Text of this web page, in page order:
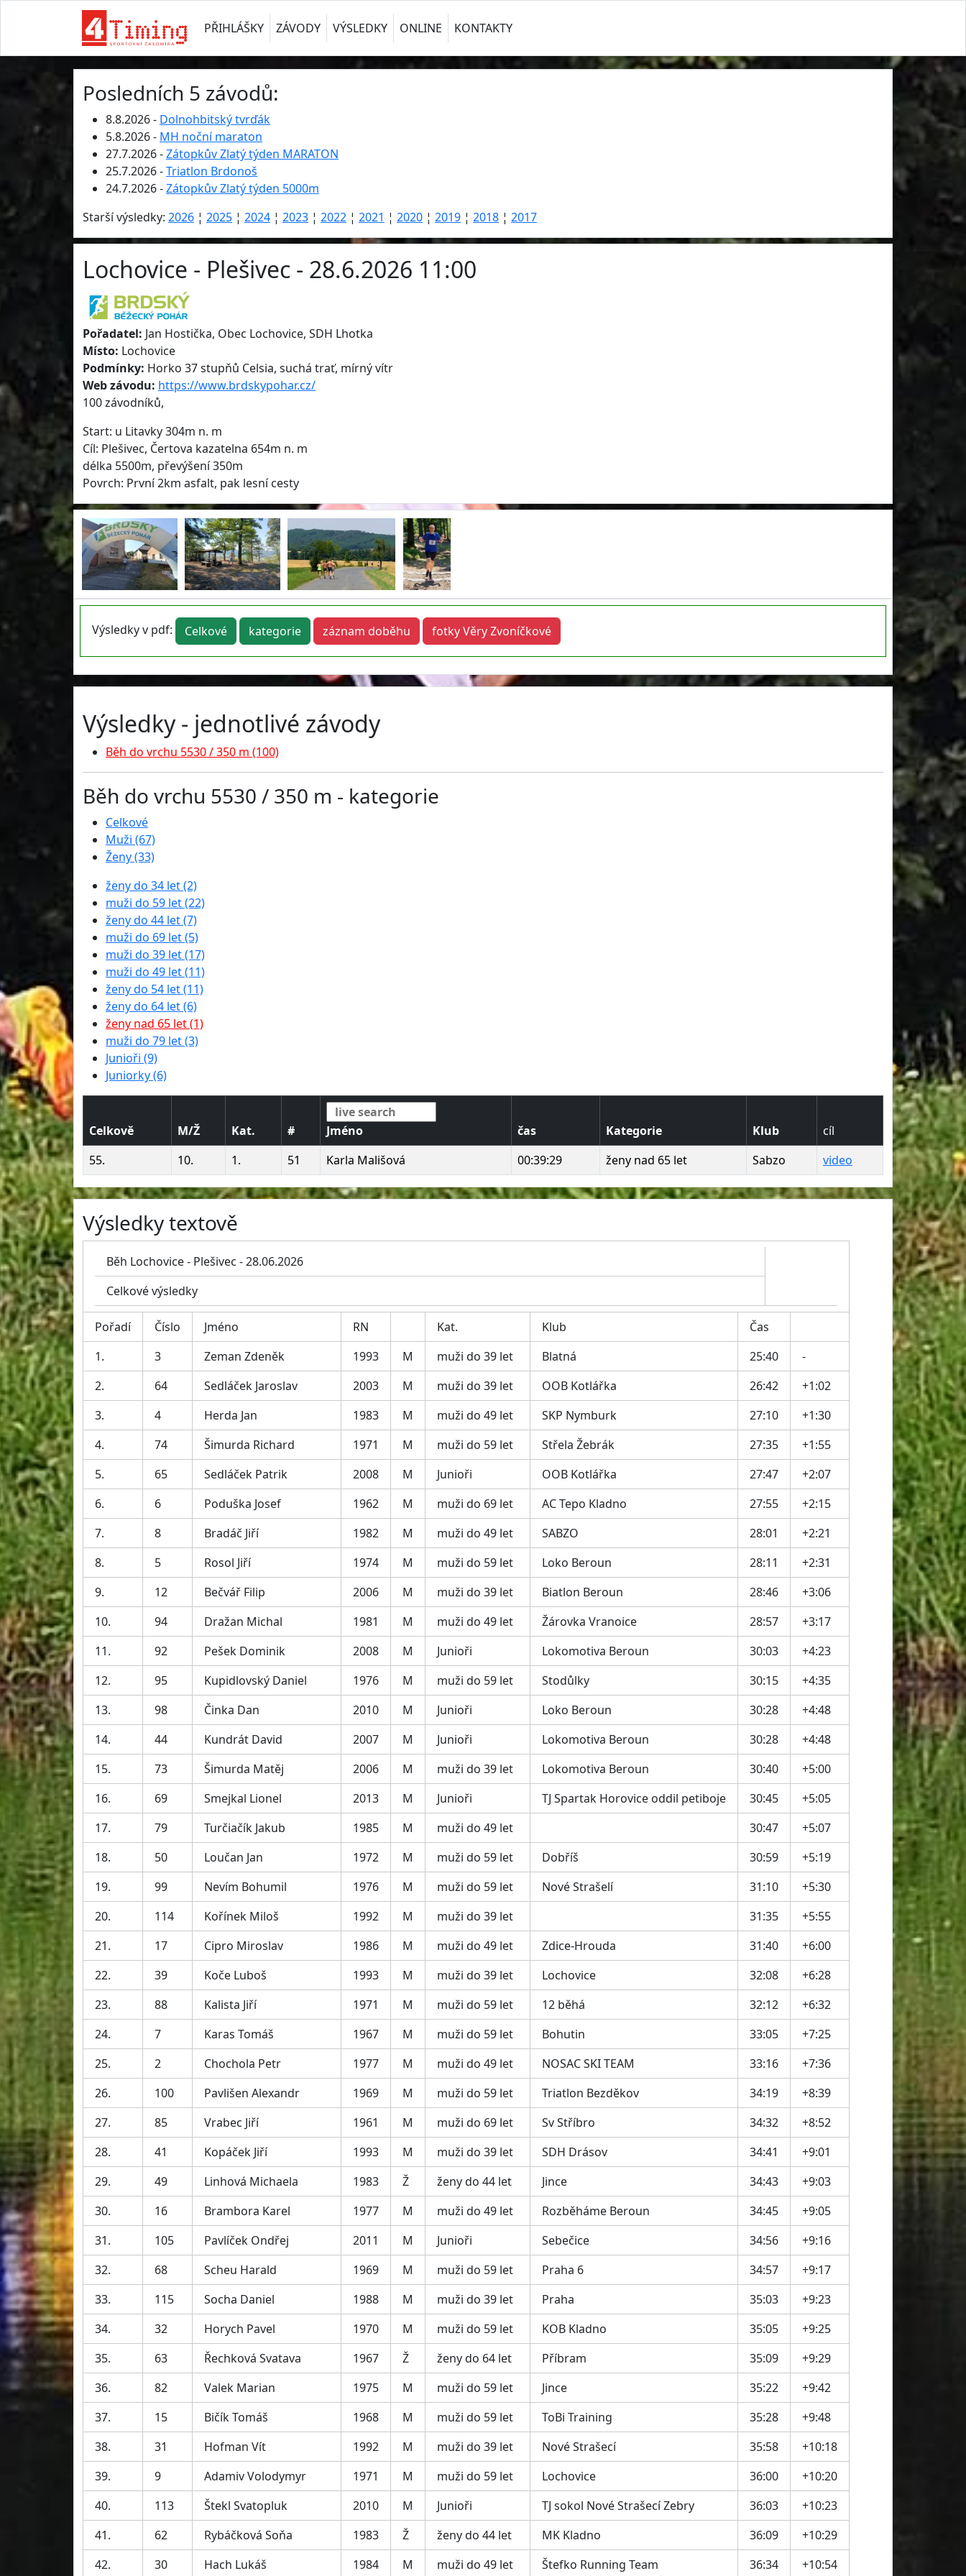
PŘIHLÁŠKY ZÁVODY VÝSLEDKY ONLINE KONTAKTY
Posledních 5 závodů:
8.8.2026 - Dolnohbitský tvrďák
5.8.2026 - MH noční maraton
27.7.2026 -Zátopkův Zlatý týden MARATON
25.7.2026 -Triatlon Brdonoš
24.7.2026 -Zátopkův Zlatý týden 5000m
Starší výsledky: 2026 ¦ 2025 ¦ 2024 ¦ 2023 ¦ 2022 ¦ 2021 ¦ 2020 ¦ 2019 ¦ 2018 ¦ 2017
Lochovice - Plešivec - 28.6.2026 11:00
Pořadatel: Jan Hostička, Obec Lochovice, SDH Lhotka
Místo: Lochovice
Podmínky: Horko 37 stupňů Celsia, suchá trať, mírný vítr
Web závodu: https://www.brdskypohar.cz/
100 závodníků,
Start: u Litavky 304m n. m
Cíl: Plešivec, Čertova kazatelna 654m n. m
délka 5500m, převýšení 350m
Povrch: První 2km asfalt, pak lesní cesty
Výsledky v pdf: Celkové kategorie záznam doběhu fotky Věry Zvoníčkové
Výsledky - jednotlivé závody
Běh do vrchu 5530 / 350 m (100)
Běh do vrchu 5530 / 350 m - kategorie
Celkové
Muži (67)
Ženy (33)
ženy do 34 let (2)
muži do 59 let (22)
ženy do 44 let (7)
muži do 69 let (5)
muži do 39 let (17)
muži do 49 let (11)
ženy do 54 let (11)
ženy do 64 let (6)
ženy nad 65 let (1)
muži do 79 let (3)
Junioři (9)
Juniorky (6)
Celkově M/Ž Kat. # Jméno čas Kategorie Klub
cíl
55.
10. 1. 51 Karla Mališová 00:39:29 ženy nad 65 let Sabzo video
Výsledky textově
Běh Lochovice - Plešivec - 28.06.2026
Celkové výsledky
Pořadí Číslo Jméno RN Kat. Klub
Čas
1.
3 Zeman Zdeněk 1993 M muži do 39 let Blatná 25:40
-
2.
64 Sedláček Jaroslav 2003 M muži do 39 let OOB Kotlářka 26:42
+1:02
3.
4 Herda Jan 1983 M muži do 49 let SKP Nymburk 27:10
+1:30
4.
74 Šimurda Richard 1971 M muži do 59 let Střela Žebrák 27:35
+1:55
5.
65 Sedláček Patrik 2008 M Junioři OOB Kotlářka 27:47
+2:07
6.
6 Poduška Josef 1962 M muži do 69 let AC Tepo Kladno 27:55
+2:15
7.
8 Bradáč Jiří 1982 M muži do 49 let SABZO 28:01
+2:21
8.
5 Rosol Jiří 1974 M muži do 59 let Loko Beroun 28:11
+2:31
9.
12 Bečvář Filip 2006 M muži do 39 let Biatlon Beroun 28:46
+3:06
10.
94 Dražan Michal 1981 M muži do 49 let Žárovka Vranoice 28:57
+3:17
11.
92 Pešek Dominik 2008 M Junioři Lokomotiva Beroun 30:03
+4:23
12.
95 Kupidlovský Daniel 1976 M muži do 59 let Stodůlky 30:15
+4:35
13.
98 Činka Dan 2010 M Junioři Loko Beroun 30:28
+4:48
14.
44 Kundrát David 2007 M Junioři Lokomotiva Beroun 30:28
+4:48
15.
73 Šimurda Matěj 2006 M muži do 39 let Lokomotiva Beroun 30:40
+5:00
16.
69 Smejkal Lionel 2013 M Junioři TJ Spartak Horovice oddil petiboje 30:45
+5:05
17.
79 Turčiačík Jakub 1985 M muži do 49 let 30:47
+5:07
18.
50 Loučan Jan 1972 M muži do 59 let Dobříš 30:59
+5:19
19.
99 Nevím Bohumil 1976 M muži do 59 let Nové Strašelí 31:10
+5:30
20.
114 Kořínek Miloš 1992 M muži do 39 let 31:35
+5:55
21.
17 Cipro Miroslav 1986 M muži do 49 let Zdice-Hrouda 31:40
+6:00
22.
39 Koče Luboš 1993 M muži do 39 let Lochovice 32:08
+6:28
23.
88 Kalista Jiří 1971 M muži do 59 let 12 běhá 32:12
+6:32
24.
7 Karas Tomáš 1967 M muži do 59 let Bohutin 33:05
+7:25
25.
2 Chochola Petr 1977 M muži do 49 let NOSAC SKI TEAM 33:16
+7:36
26.
100 Pavlišen Alexandr 1969 M muži do 59 let Triatlon Bezděkov 34:19
+8:39
27.
85 Vrabec Jiří 1961 M muži do 69 let Sv Stříbro 34:32
+8:52
28.
41 Kopáček Jiří 1993 M muži do 39 let SDH Drásov 34:41
+9:01
29.
49 Linhová Michaela 1983 Ž ženy do 44 let Jince 34:43
+9:03
30.
16 Brambora Karel 1977 M muži do 49 let Rozběháme Beroun 34:45
+9:05
31.
105 Pavlíček Ondřej 2011 M Junioři Sebečice 34:56
+9:16
32.
68 Scheu Harald 1969 M muži do 59 let Praha 6 34:57
+9:17
33.
115 Socha Daniel 1988 M muži do 39 let Praha 35:03
+9:23
34.
32 Horych Pavel 1970 M muži do 59 let KOB Kladno 35:05
+9:25
35.
63 Řechková Svatava 1967 Ž ženy do 64 let Příbram 35:09
+9:29
36.
82 Valek Marian 1975 M muži do 59 let Jince 35:22
+9:42
37.
15 Bičík Tomáš 1968 M muži do 59 let ToBi Training 35:28
+9:48
38.
31 Hofman Vít 1992 M muži do 39 let Nové Strašecí 35:58
+10:18
39.
9 Adamiv Volodymyr 1971 M muži do 59 let Lochovice 36:00
+10:20
40.
113 Štekl Svatopluk 2010 M Junioři TJ sokol Nové Strašecí Zebry 36:03
+10:23
41.
62 Rybáčková Soňa 1983 Ž ženy do 44 let MK Kladno 36:09
+10:29
42.
30 Hach Lukáš 1984 M muži do 49 let Štefko Running Team 36:34 +10:54